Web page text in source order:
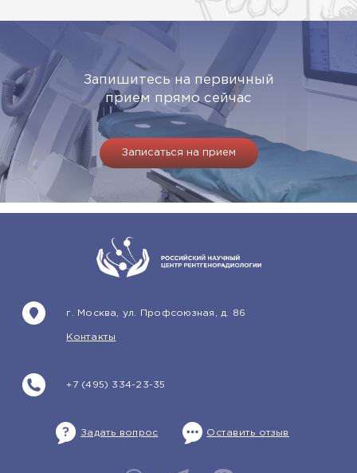
Запишитесь на первичный
прием прямо сейчас
Записаться на прием
+7 (495) 334-23-35
г. Москва, ул. Профсоюзная, д. 86
Контакты
Задать вопрос Оставить отзыв